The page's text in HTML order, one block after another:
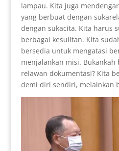
lampau. Kita juga
yang berbuat dengan
dengan sukacita. Kita harus
berbagai kesulitan. Kita
bersedia untuk mengatasi
menjalankan misi.
relawan dokumentasi? Kita
demi diri sendiri, melainkan